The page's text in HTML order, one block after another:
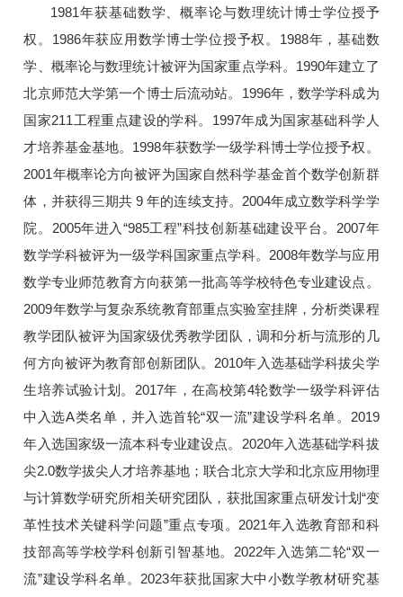
1981年获基础数学、概率论与数理统计博士学位授予
权。1986年获应用数学博士学位授予权。1988年，基础数
学、概率论与数理统计被评为国家重点学科。1990年建立了
北京师范大学第一个博士后流动站。1996年，数学学科成为
国家211工程重点建设的学科。1997年成为国家基础科学人
才培养基金基地。1998年获数学一级学科博士学位授予权。
2001年概率论方向被评为国家自然科学基金首个数学创新群
体，并获得三期共 9 年的连续支持。2004年成立数学科学学
院。2005年进入“985工程”科技创新基础建设平台。2007年
数学学科被评为一级学科国家重点学科。2008年数学与应用
数学专业师范教育方向获第一批高等学校特色专业建设点。
2009年数学与复杂系统教育部重点实验室挂牌，分析类课程
教学团队被评为国家级优秀教学团队，调和分析与流形的几
何方向被评为教育部创新团队。2010年入选基础学科拔尖学
生培养试验计划。2017年，在高校第4轮数学一级学科评估
中入选A类名单，并入选首轮“双一流”建设学科名单。2019
年入选国家级一流本科专业建设点。2020年入选基础学科拔
尖2.0数学拔尖人才培养基地；联合北京大学和北京应用物理
与计算数学研究所相关研究团队，获批国家重点研发计划“变
革性技术关键科学问题”重点专项。2021年入选教育部和科
技部高等学校学科创新引智基地。2022年入选第二轮“双一
流”建设学科名单。2023年获批国家大中小数学教材研究基